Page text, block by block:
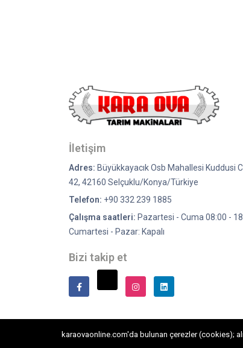
İletişim
Adres: Büyükkayacık Osb Mahallesi Kuddusi
42, 42160 Selçuklu/Konya/Türkiye
Telefon: +90 332 239 1885
Çalışma saatleri: Pazartesi - Cuma 08:00 -
Cumartesi - Pazar: Kapalı
Bizi takip et
karaovaonline.com'da bulunan çerezler (cookies);